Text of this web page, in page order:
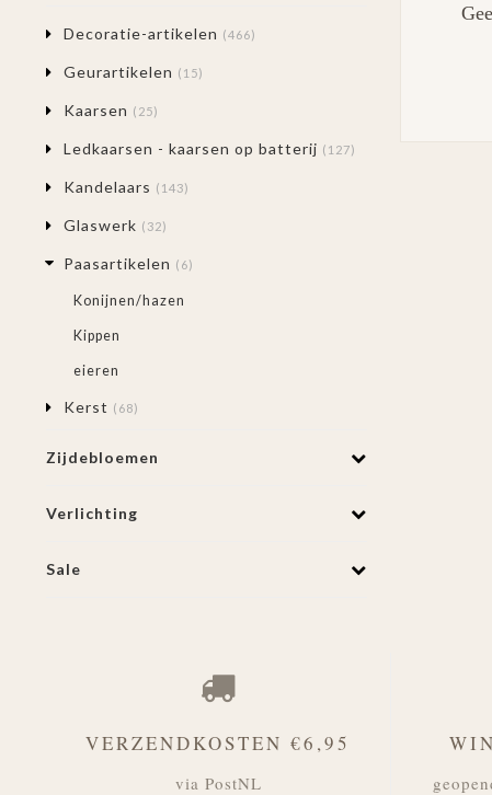
Decoratie-artikelen (466)
Geurartikelen (15)
Kaarsen (25)
Ledkaarsen - kaarsen op batterij (127)
Kandelaars (143)
Glaswerk (32)
Paasartikelen (6)
Konijnen/hazen
Kippen
eieren
Kerst (68)
Zijdebloemen
Verlichting
Sale
VERZENDKOSTEN €6,95
via PostNL